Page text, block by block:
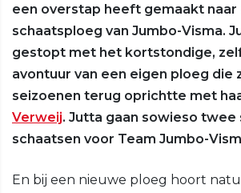
een overstap heeft gemaakt naar
schaatsploeg van Jumbo-Visma.
gestopt met het kortstondige,
avontuur van een eigen ploeg die
seizoenen terug oprichtte met
Verweij. Jutta gaan sowieso twee
schaatsen voor Team Jumbo-
En bij een nieuwe ploeg hoort